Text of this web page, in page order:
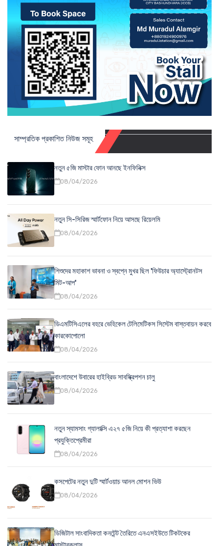
সাম্প্রতিক প্রকাশিত নিউজ সমূহ
নতুন ৫জি মাস্টার ফোন আনছে ইনফিনিক্স
08/04/2026
নতুন সি-সিরিজ স্মার্টফোন নিয়ে আসছে রিয়েলমি
08/04/2026
শিশুদের মহাকাশ ভাবনা ও স্বপ্নে মুখর ছিল 'ফিউচার অ্যাস্ট্রোনটস
মিট-আপ'
08/04/2026
ডিএমটিসিএলের বহরে ভেহিকেল টেলিমেটিকস সিস্টেম বাস্তবায়ন করবে
কারকোপোলো
08/04/2026
বাংলাদেশে উবারের হাইব্রিড সাবস্ক্রিপশন চালু
08/04/2026
নতুন স্যামসাং গ্যালাক্সি এ২৭ ৫জি নিয়ে কী প্রত্যাশা করছেন
প্রযুক্তিপ্রেমীরা
08/04/2026
কসপেটের নতুন দুটি স্মার্টওয়াচ আনল মোশন ভিউ
08/04/2026
ডিজিটাল সাংবাদিকতা কনটেন্ট তৈরিতে এনএসইউতে টিকটকের